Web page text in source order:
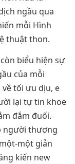
ngầu qua
mỗi Hình
thuật thon.
biểu hiện sự
của mỗi
tối ưu dịu, e
lại tự tin khoe
đắm đuối.
người thương
một giản
kiến new